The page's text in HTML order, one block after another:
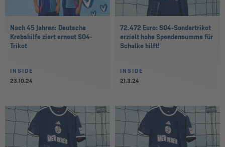
Nach 45 Jahren: Deutsche
Krebshilfe ziert erneut S04-
Trikot
INSIDE
23.10.24
72.472 Euro: S04-Sondertrikot
erzielt hohe Spendensumme für
Schalke hilft!
INSIDE
21.3.24